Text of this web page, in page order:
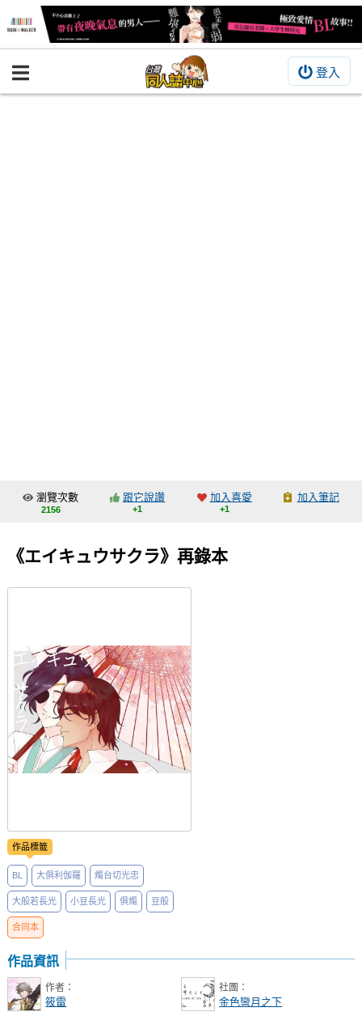
登入
BOOKY書集倉庫
交流中心
會員功能選單
登入
瀏覽次數
2156
跟它說讚
+1
加入喜愛
+1
加入筆記
《エイキュウサクラ》再錄本
作品標籤
BL 大俱利伽羅 燭台切光忠
大般若長光 小豆長光 俱燭 豆般
合同本
作品資訊
作者：
筱雷
社團：
金色彎月之下